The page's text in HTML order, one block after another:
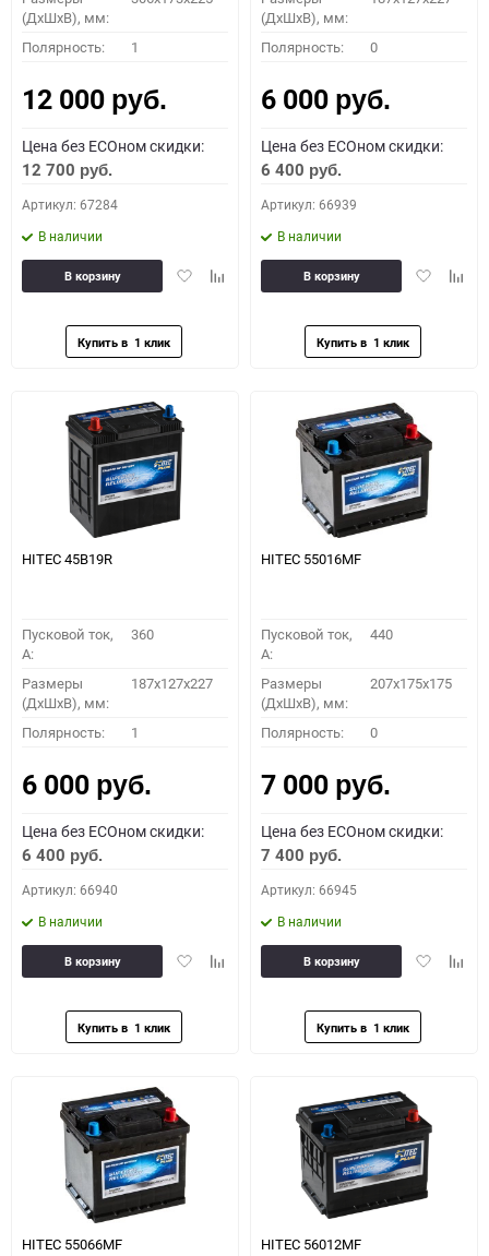
(ДхШхВ), мм:
Полярность: 1
12 000 руб.
Цена без ECOном скидки:
12 700 руб.
Артикул: 67284
В наличии
ДобавитьДобавить
В корзину
(ДхШхВ), мм:
Полярность: 0
6 000 руб.
Цена без ECOном скидки:
6 400 руб.
Артикул: 66939
В наличии
Добавить
В корзину
HITEC 45B19R
Пусковой ток,
A:
360
Размеры
(ДхШхВ), мм:
187x127x227
Полярность: 1
6 000 руб.
Цена без ECOном скидки:
6 400 руб.
Артикул: 66940
В наличии
ДобавитьДобавить
В корзину
HITEC 55016MF
Пусковой ток,
A:
440
Размеры
(ДхШхВ), мм:
207x175x175
Полярность: 0
7 000 руб.
Цена без ECOном скидки:
7 400 руб.
Артикул: 66945
В наличии
Добавить
В корзину
HITEC 55066MF HITEC 56012MF